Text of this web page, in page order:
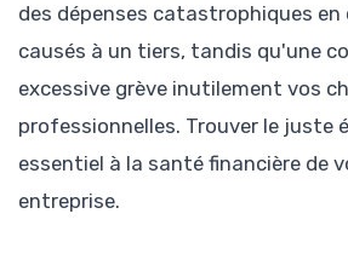
des dépenses catastrophiques en
causés à un tiers, tandis qu'une
excessive grève inutilement vos
professionnelles. Trouver le juste
essentiel à la santé financière de
entreprise.